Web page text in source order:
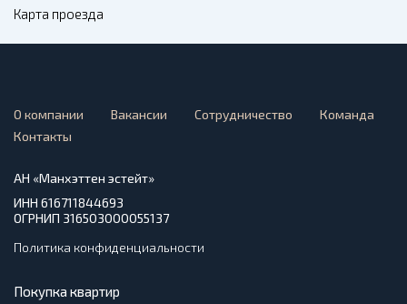
Карта проезда
О компании Вакансии Сотрудничество
Команда
Контакты
АН «Манхэттен эстейт»
ИНН 616711844693
ОГРНИП 316503000055137
Политика конфиденциальности
Покупка квартир